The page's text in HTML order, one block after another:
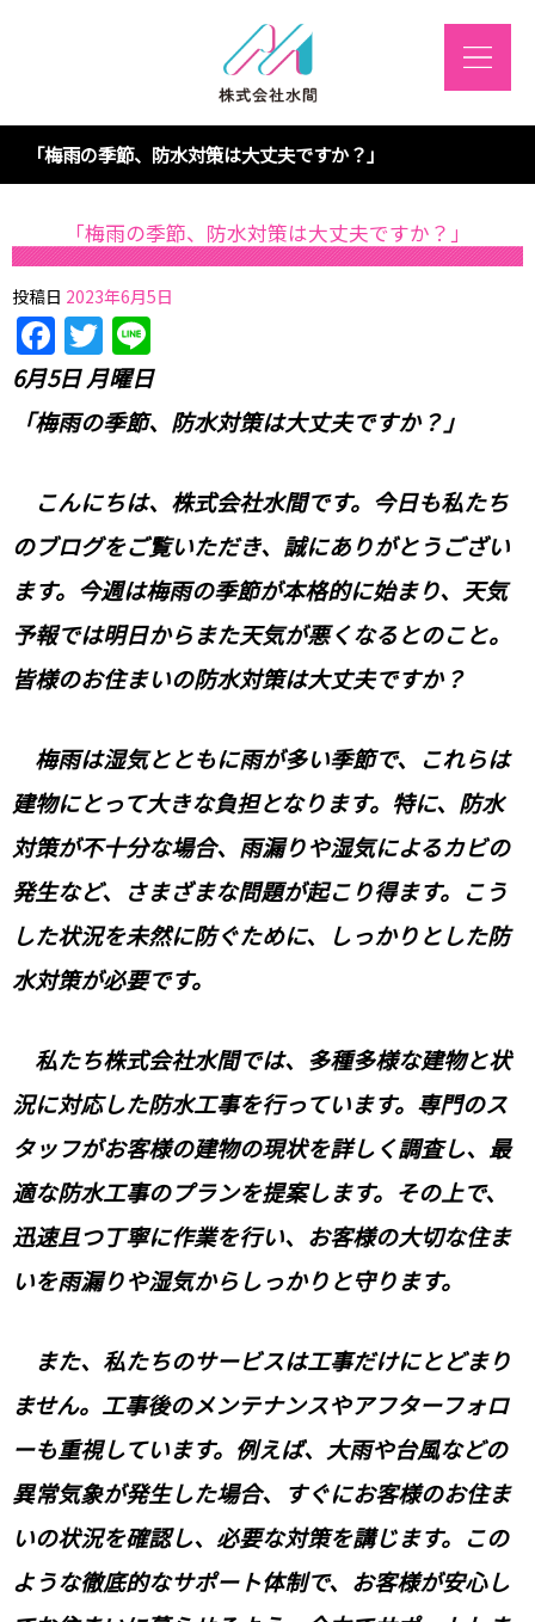
「梅雨の季節、防水対策は大丈夫ですか？」
「梅雨の季節、防水対策は大丈夫ですか？」
投稿日 2023年6月5日
Facebook
Twitter
6月5日 月曜日
「梅雨の季節、防水対策は大丈夫ですか？」
こんにちは、株式会社水間です。今日も私たち
のブログをご覧いただき、誠にありがとうござい
ます。今週は梅雨の季節が本格的に始まり、天気
予報では明日からまた天気が悪くなるとのこと。
皆様のお住まいの防水対策は大丈夫ですか？
梅雨は湿気とともに雨が多い季節で、これらは
建物にとって大きな負担となります。特に、防水
対策が不十分な場合、雨漏りや湿気によるカビの
発生など、さまざまな問題が起こり得ます。こう
した状況を未然に防ぐために、しっかりとした防
水対策が必要です。
私たち株式会社水間では、多種多様な建物と状
況に対応した防水工事を行っています。専門のス
タッフがお客様の建物の現状を詳しく調査し、最
適な防水工事のプランを提案します。その上で、
迅速且つ丁寧に作業を行い、お客様の大切な住ま
いを雨漏りや湿気からしっかりと守ります。
また、私たちのサービスは工事だけにとどまり
ません。工事後のメンテナンスやアフターフォロ
ーも重視しています。例えば、大雨や台風などの
異常気象が発生した場合、すぐにお客様のお住ま
いの状況を確認し、必要な対策を講じます。この
ような徹底的なサポート体制で、お客様が安心し